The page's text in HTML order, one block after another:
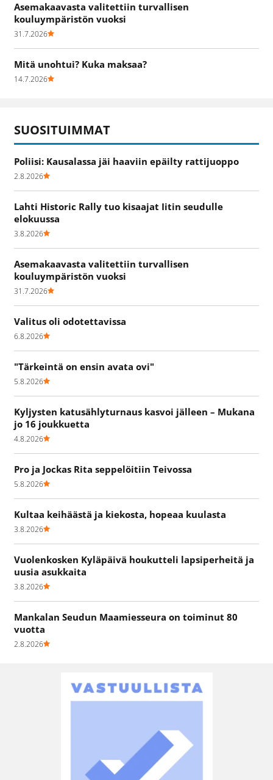
Asemakaavasta valitettiin turvallisen
kouluympäristön vuoksi
31.7.2026
Mitä unohtui? Kuka maksaa?
14.7.2026
SUOSITUIMMAT
Poliisi: Kausalassa jäi haaviin epäilty rattijuoppo
2.8.2026
Lahti Historic Rally tuo kisaajat Iitin seudulle
elokuussa
3.8.2026
Asemakaavasta valitettiin turvallisen
kouluympäristön vuoksi
31.7.2026
Valitus oli odotettavissa
6.8.2026
"Tärkeintä on ensin avata ovi"
5.8.2026
Kyljysten katusählyturnaus kasvoi jälleen – Mukana
jo 16 joukkuetta
4.8.2026
Pro ja Jockas Rita seppelöitiin Teivossa
5.8.2026
Kultaa keihäästä ja kiekosta, hopeaa kuulasta
3.8.2026
Vuolenkosken Kyläpäivä houkutteli lapsiperheitä ja
uusia asukkaita
3.8.2026
Mankalan Seudun Maamiesseura on toiminut 80
vuotta
2.8.2026